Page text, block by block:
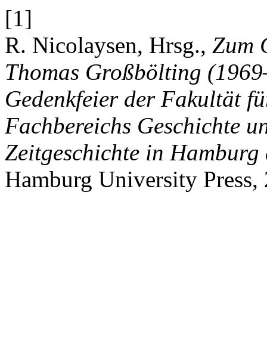
[1]
R. Nicolaysen, Hrsg., Zum
Thomas Großbölting
Gedenkfeier der Fakultät
Fachbereichs Geschichte
Zeitgeschichte in
Hamburg University Press,